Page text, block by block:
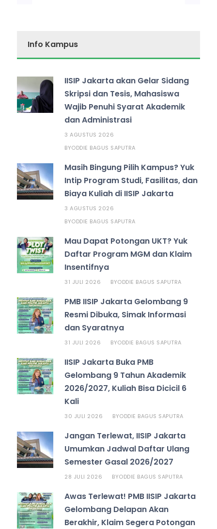
Info Kampus
IISIP Jakarta akan Gelar Sidang
Skripsi dan Tesis, Mahasiswa
Wajib Penuhi Syarat Akademik
dan Administrasi
3 AGUSTUS 2026
BYODDIE BAGUS SAPUTRA
Masih Bingung Pilih Kampus? Yuk
Intip Program Studi, Fasilitas, dan
Biaya Kuliah di IISIP Jakarta
3 AGUSTUS 2026
BYODDIE BAGUS SAPUTRA
Mau Dapat Potongan UKT? Yuk
Daftar Program MGM dan Klaim
Insentifnya
31 JULI 2026 BYODDIE BAGUS SAPUTRA
PMB IISIP Jakarta Gelombang 9
Resmi Dibuka, Simak Informasi
dan Syaratnya
31 JULI 2026 BYODDIE BAGUS SAPUTRA
IISIP Jakarta Buka PMB
Gelombang 9 Tahun Akademik
2026/2027, Kuliah Bisa Dicicil 6
Kali
30 JULI 2026 BYODDIE BAGUS SAPUTRA
Jangan Terlewat, IISIP Jakarta
Umumkan Jadwal Daftar Ulang
Semester Gasal 2026/2027
28 JULI 2026 BYODDIE BAGUS SAPUTRA
Awas Terlewat! PMB IISIP Jakarta
Gelombang Delapan Akan
Berakhir, Klaim Segera Potongan